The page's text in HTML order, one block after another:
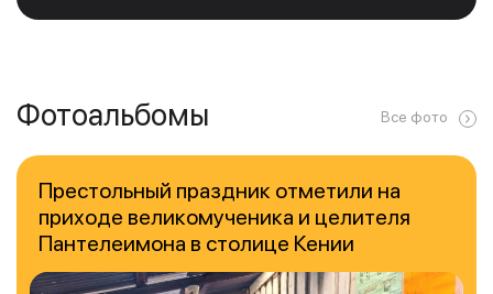
Фотоальбомы Все фото
Престольный праздник отметили на
приходе великомученика и целителя
Пантелеимона в столице Кении